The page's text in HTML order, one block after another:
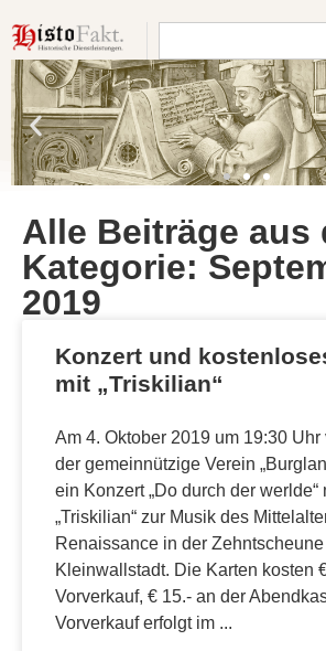
Alle Beiträge aus
Kategorie:
2019
Konzert und
mit „Triskilian“
Am 4. Oktober 2019 um 19:30 Uhr
der gemeinnützige Verein
ein Konzert „Do durch der werlde“
„Triskilian“ zur Musik des
Renaissance in der Zehntscheune
Kleinwallstadt. Die Karten kosten
Vorverkauf, € 15.- an der
Vorverkauf erfolgt im